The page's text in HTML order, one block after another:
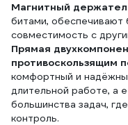
Магнитный
битами, обеспечивают
совместимость с
Прямая
противоскользящим
комфортный и
длительной работе, а
большинства задач,
контроль.